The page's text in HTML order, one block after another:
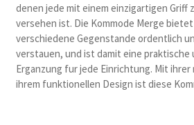
denen jede mit einem einzigartigen Griff
versehen ist. Die Kommode Merge
verschiedene Gegenstande ordentlich
verstauen, und ist damit eine praktische
Erganzung fur jede Einrichtung. Mit
ihrem funktionellen Design ist diese